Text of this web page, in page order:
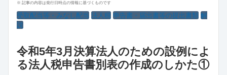
※ 記事の内容は発行日時点の情報に基づくものです
受取配当等・みなし配当 法人税 申告書・届出書等の提出書類 解
説
令和5年3月決算法人のための設例によ
る法人税申告書別表の作成のしかた①